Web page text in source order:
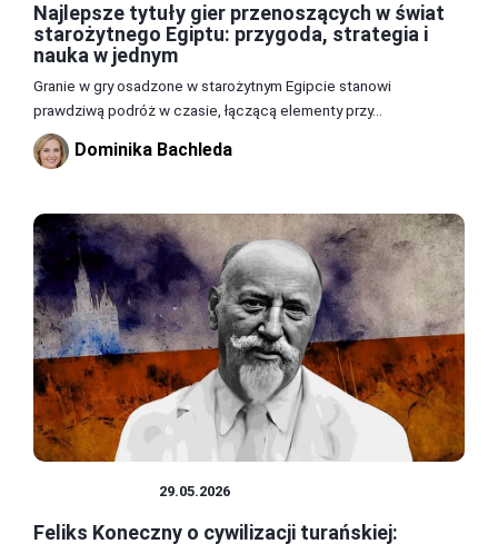
Najlepsze tytuły gier przenoszących w świat
starożytnego Egiptu: przygoda, strategia i
nauka w jednym
Granie w gry osadzone w starożytnym Egipcie stanowi
prawdziwą podróż w czasie, łączącą elementy przy...
Dominika Bachleda
29.05.2026
Feliks Koneczny o cywilizacji turańskiej: